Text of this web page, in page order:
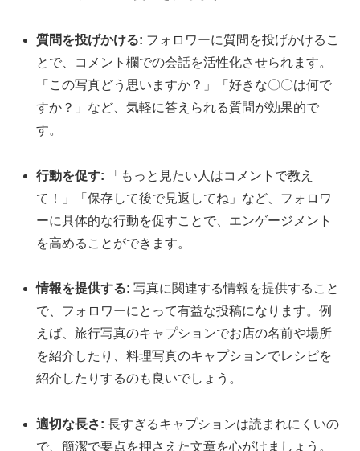
質問を投げかける: フォロワーに質問を投げかけるこ
とで、コメント欄での会話を活性化させられます。
「この写真どう思いますか？」「好きな〇〇は何で
すか？」など、気軽に答えられる質問が効果的で
す。
行動を促す: 「もっと見たい人はコメントで教え
て！」「保存して後で見返してね」など、フォロワ
ーに具体的な行動を促すことで、エンゲージメント
を高めることができます。
情報を提供する: 写真に関連する情報を提供すること
で、フォロワーにとって有益な投稿になります。例
えば、旅行写真のキャプションでお店の名前や場所
を紹介したり、料理写真のキャプションでレシピを
紹介したりするのも良いでしょう。
適切な長さ: 長すぎるキャプションは読まれにくいの
で、簡潔で要点を押さえた文章を心がけましょう。